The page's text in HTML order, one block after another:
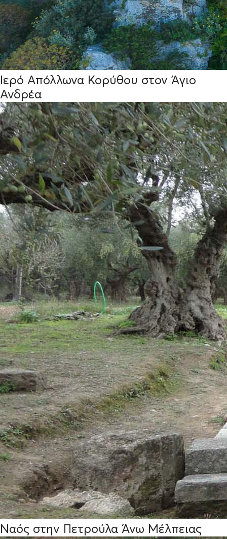
Ιερό Απόλλωνα Κορύθου στον Άγιο
Ανδρέα
Ναός στην Πετρούλα Άνω Μέλπειας